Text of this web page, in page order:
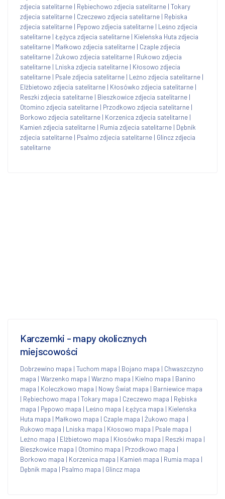
zdjecia satelitarne | Rębiechowo zdjecia satelitarne | Tokary
zdjecia satelitarne | Czeczewo zdjecia satelitarne | Rębiska
zdjecia satelitarne | Pępowo zdjecia satelitarne | Leśno zdjecia
satelitarne | Łężyca zdjecia satelitarne | Kieleńska Huta zdjecia
satelitarne | Małkowo zdjecia satelitarne | Czaple zdjecia
satelitarne | Żukowo zdjecia satelitarne | Rukowo zdjecia
satelitarne | Lniska zdjecia satelitarne | Kłosowo zdjecia
satelitarne | Psale zdjecia satelitarne | Leźno zdjecia satelitarne |
Elżbietowo zdjecia satelitarne | Kłosówko zdjecia satelitarne |
Reszki zdjecia satelitarne | Bieszkowice zdjecia satelitarne |
Otomino zdjecia satelitarne | Przodkowo zdjecia satelitarne |
Borkowo zdjecia satelitarne | Korzenica zdjecia satelitarne |
Kamień zdjecia satelitarne | Rumia zdjecia satelitarne | Dębnik
zdjecia satelitarne | Psalmo zdjecia satelitarne | Glincz zdjecia
satelitarne
Karczemki - mapy okolicznych
miejscowości
Dobrzewino mapa | Tuchom mapa | Bojano mapa | Chwaszczyno
mapa | Warzenko mapa | Warzno mapa | Kielno mapa | Banino
mapa | Koleczkowo mapa | Nowy Świat mapa | Barniewice mapa
| Rębiechowo mapa | Tokary mapa | Czeczewo mapa | Rębiska
mapa | Pępowo mapa | Leśno mapa | Łężyca mapa | Kieleńska
Huta mapa | Małkowo mapa | Czaple mapa | Żukowo mapa |
Rukowo mapa | Lniska mapa | Kłosowo mapa | Psale mapa |
Leźno mapa | Elżbietowo mapa | Kłosówko mapa | Reszki mapa |
Bieszkowice mapa | Otomino mapa | Przodkowo mapa |
Borkowo mapa | Korzenica mapa | Kamień mapa | Rumia mapa |
Dębnik mapa | Psalmo mapa | Glincz mapa